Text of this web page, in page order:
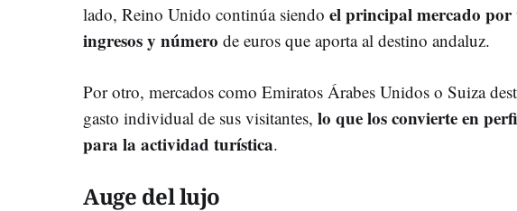
lado, Reino Unido continúa siendo el principal mercado por
ingresos y número de euros que aporta al destino andaluz.
Por otro, mercados como Emiratos Árabes Unidos o Suiza
gasto individual de sus visitantes, lo que los convierte en
para la actividad turística.
Auge del lujo